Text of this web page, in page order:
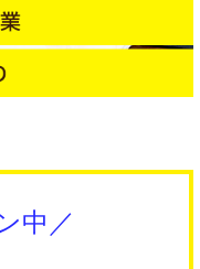
中／